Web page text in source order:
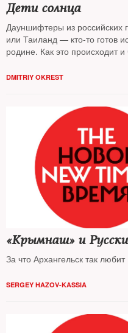
Дети солнца
Дауншифтеры из российских
или Таиланд — кто-то готов
родине. Как это происходит
DMITRIY OKREST
«Крымнаш» и
За что Архангельск так
SERGEY HAZOV-KASSIA